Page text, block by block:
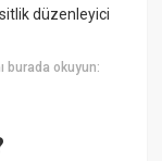
düzenleyici
burada okuyun: